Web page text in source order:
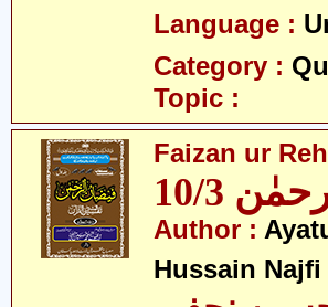
Language :
Category :
Topic :
Faizan ur
10/3
Author :
Hussain Najfi